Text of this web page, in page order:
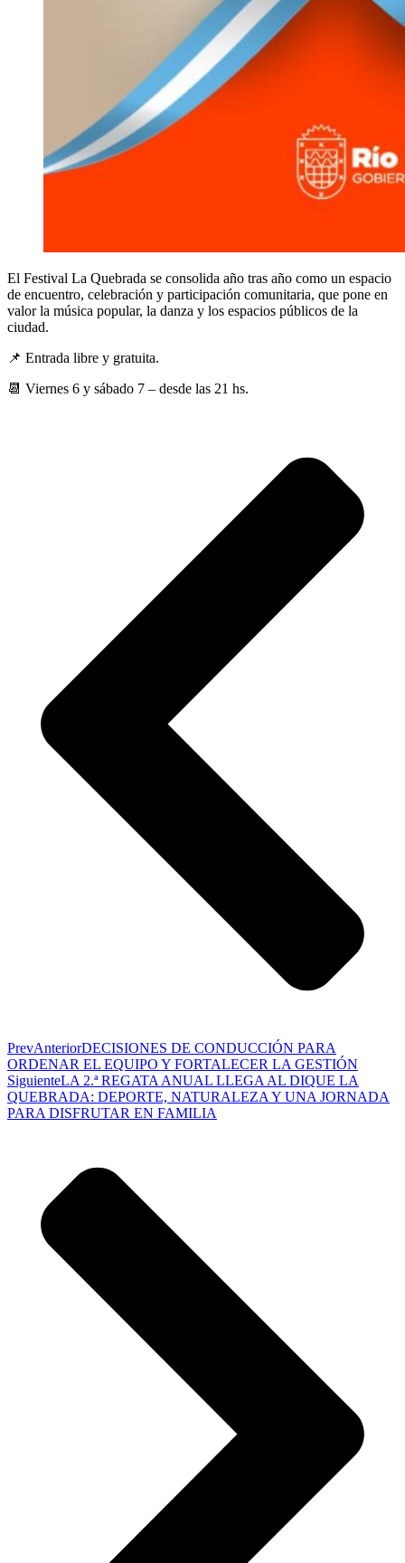
El Festival La Quebrada se consolida año tras año como un espacio
de encuentro, celebración y participación comunitaria, que pone en
valor la música popular, la danza y los espacios públicos de la
ciudad.
📌 Entrada libre y gratuita.
📆 Viernes 6 y sábado 7 – desde las 21 hs.
PrevAnteriorDECISIONES DE CONDUCCIÓN PARA
ORDENAR EL EQUIPO Y FORTALECER LA GESTIÓN
SiguienteLA 2.ª REGATA ANUAL LLEGA AL DIQUE LA
QUEBRADA: DEPORTE, NATURALEZA Y UNA JORNADA
PARA DISFRUTAR EN FAMILIA